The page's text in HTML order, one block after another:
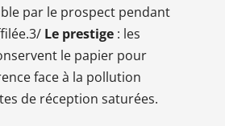
par le prospect pendant
Le prestige : les
le papier pour
face à la pollution
de réception saturées.